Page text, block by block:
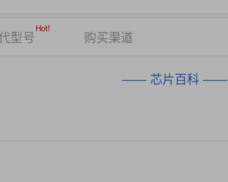
型号
Hot!
购买渠道
—— 芯片百科 ——